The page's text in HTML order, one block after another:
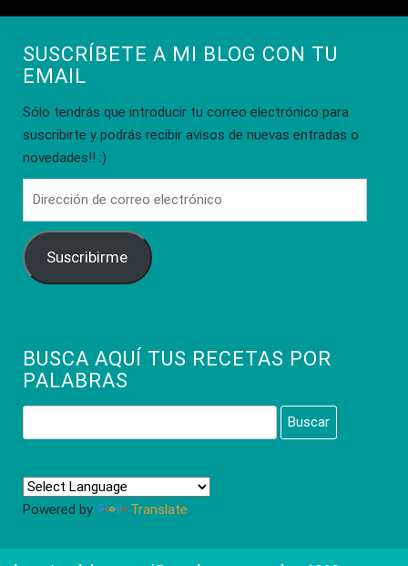
SUSCRÍBETE A MI BLOG CON TU
EMAIL
Sólo tendrás que introducir tu correo electrónico para
suscribirte y podrás recibir avisos de nuevas entradas o
novedades!! :)
correo
electrónico
Suscribirme
BUSCA AQUÍ TUS RECETAS POR
PALABRAS
Powered by Translate